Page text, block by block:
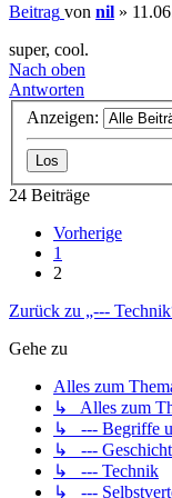
Beitrag von nil »
super, cool.
Nach oben
Antworten
Anzeigen:
24 Beiträge
Vorherige
1
2
Zurück zu „---
Gehe zu
Alles zum
↳ Alles zum
↳ --- Begriffe
↳ ---
↳ --- Technik
↳ ---